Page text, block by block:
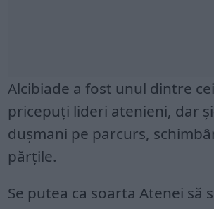
Alcibiade a fost unul dintre
pricepuți lideri atenieni, dar
dușmani pe parcurs,
părțile.
Se putea ca soarta Atenei să